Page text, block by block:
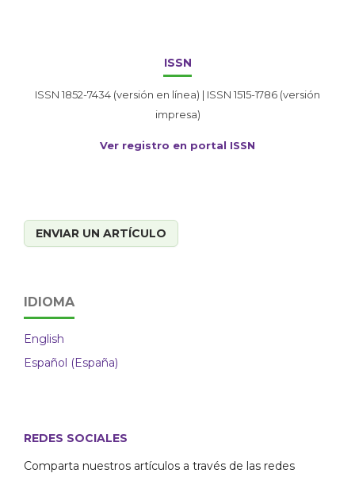
ISSN
ISSN 1852-7434 (versión en línea) | ISSN 1515-1786 (versión
impresa)
Ver registro en portal ISSN
ENVIAR UN ARTÍCULO
IDIOMA
English
Español (España)
REDES SOCIALES
Comparta nuestros artículos a través de las redes